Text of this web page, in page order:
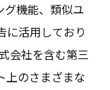
グ機能、類似ユ
に活用しており
会社を含む第三
上のさまざまな